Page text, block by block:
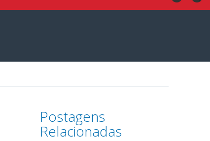
Postagens
Relacionadas